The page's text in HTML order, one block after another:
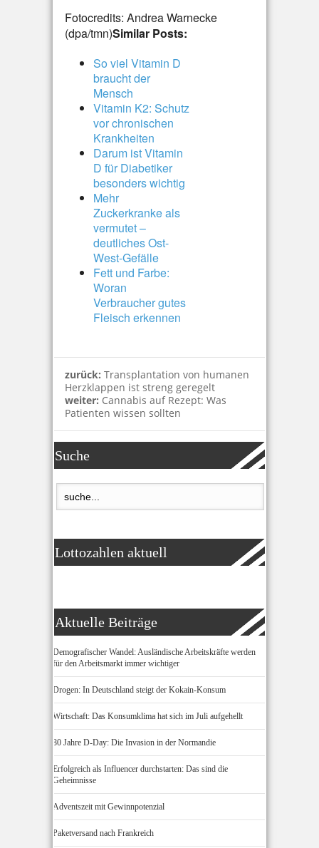
Fotocredits: Andrea Warnecke
(dpa/tmn)Similar Posts:
So viel Vitamin D
braucht der
Mensch
Vitamin K2: Schutz
vor chronischen
Krankheiten
Darum ist Vitamin
D für Diabetiker
besonders wichtig
Mehr
Zuckerkranke als
vermutet –
deutliches Ost-
West-Gefälle
Fett und Farbe:
Woran
Verbraucher gutes
Fleisch erkennen
zurück: Transplantation von humanen
Herzklappen ist streng geregelt
weiter: Cannabis auf Rezept: Was
Patienten wissen sollten
Suche
Lottozahlen aktuell
Aktuelle Beiträge
Demografischer Wandel: Ausländische Arbeitskräfte werden
für den Arbeitsmarkt immer wichtiger
Drogen: In Deutschland steigt der Kokain-Konsum
Wirtschaft: Das Konsumklima hat sich im Juli aufgehellt
80 Jahre D-Day: Die Invasion in der Normandie
Erfolgreich als Influencer durchstarten: Das sind die
Geheimnisse
Adventszeit mit Gewinnpotenzial
Paketversand nach Frankreich